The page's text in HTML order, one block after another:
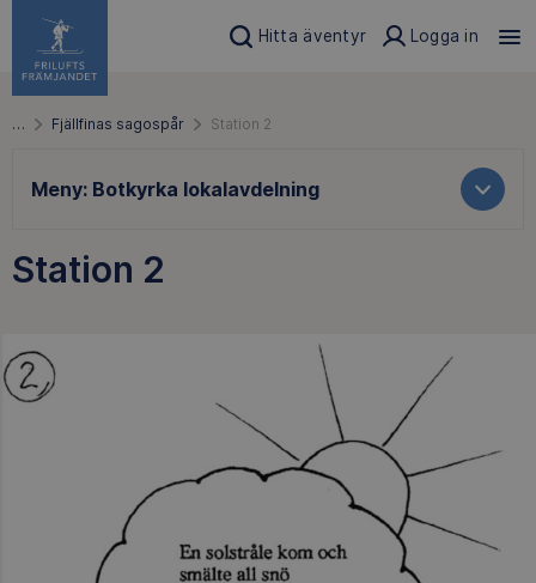
Hitta äventyr Logga in
… Fjällfinas sagospår Station 2
Meny: Botkyrka lokalavdelning
Station 2